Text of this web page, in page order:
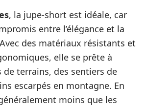
, la jupe-short est idéale, car
entre l’élégance et la
des matériaux résistants et
elle se prête à
terrains, des sentiers de
escarpés en montagne. En
moins que les